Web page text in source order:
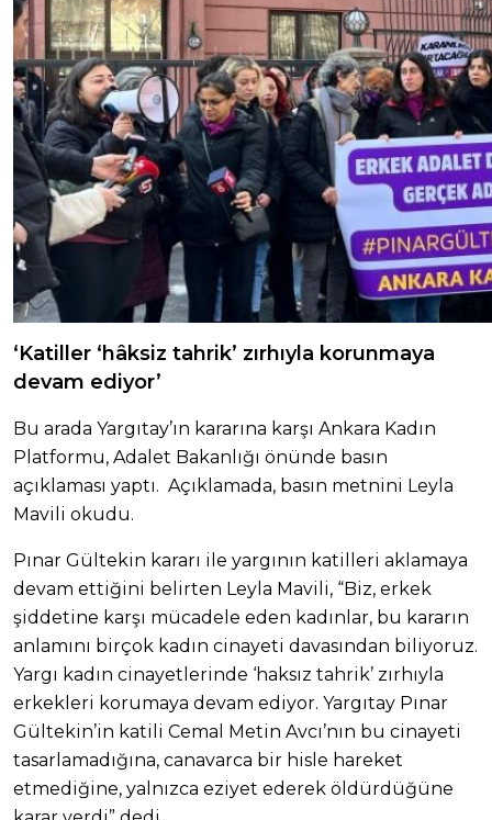
‘Katiller ‘hâksiz tahrik’ zırhıyla korunmaya
devam ediyor’
Bu arada Yargıtay’ın kararına karşı Ankara Kadın
Platformu, Adalet Bakanlığı önünde basın
açıklaması yaptı. Açıklamada, basın metnini Leyla
Mavili okudu.
Pınar Gültekin kararı ile yargının katilleri aklamaya
devam ettiğini belirten Leyla Mavili, “Biz, erkek
şiddetine karşı mücadele eden kadınlar, bu kararın
anlamını birçok kadın cinayeti davasından biliyoruz.
Yargı kadın cinayetlerinde ‘haksız tahrik’ zırhıyla
erkekleri korumaya devam ediyor. Yargıtay Pınar
Gültekin’in katili Cemal Metin Avcı’nın bu cinayeti
tasarlamadığına, canavarca bir hisle hareket
etmediğine, yalnızca eziyet ederek öldürdüğüne